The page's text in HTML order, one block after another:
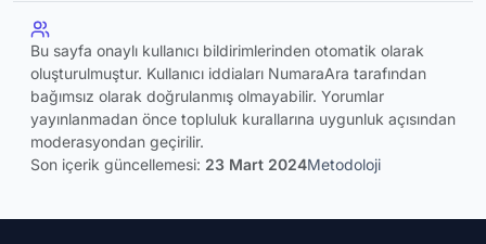
Bu sayfa onaylı kullanıcı bildirimlerinden otomatik olarak
oluşturulmuştur. Kullanıcı iddiaları NumaraAra tarafından
bağımsız olarak doğrulanmış olmayabilir. Yorumlar
yayınlanmadan önce topluluk kurallarına uygunluk açısından
moderasyondan geçirilir.
Son içerik güncellemesi: 23 Mart 2024Metodoloji